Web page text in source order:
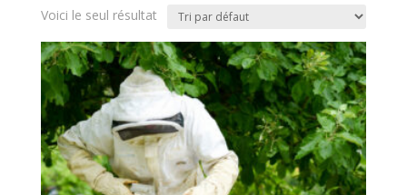
Voici le seul résultat